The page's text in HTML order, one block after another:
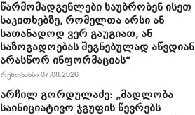
წარმომადგენლები საუბრობენ ისეთ
საკითხებზე, რომელთა არსი ან
სათანადოდ ვერ გაუგიათ, ან
საზოგადოებას შეგნებულად აწვდიან
არასწორ ინფორმაციას“
რეზონანსი 07.08.2026
არჩილ გორდულაძე: „მადლობა
საინიციატივო ჯგუფის წევრებს